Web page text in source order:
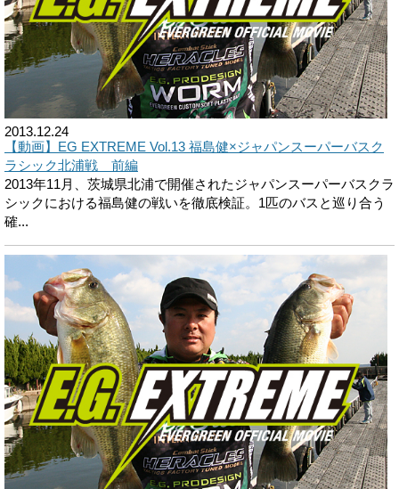
2013.12.24
【動画】EG EXTREME Vol.13 福島健×ジャパンスーパーバスク
ラシック北浦戦 前編
2013年11月、茨城県北浦で開催されたジャパンスーパーバスクラ
シックにおける福島健の戦いを徹底検証。1匹のバスと巡り合う
確...